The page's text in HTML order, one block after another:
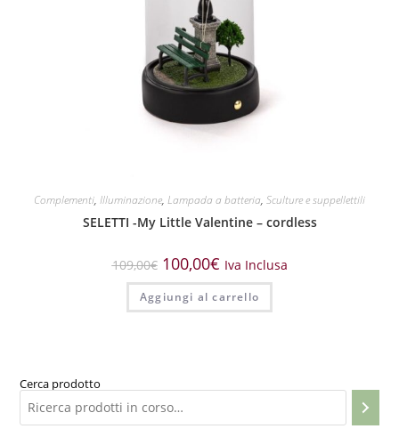
Complementi, Illuminazione, Lampada a batteria, Sculture e suppellettili
SELETTI -My Little Valentine – cordless
109,00€ 100,00€ Iva Inclusa
Aggiungi al carrello
Cerca prodotto